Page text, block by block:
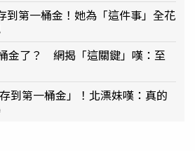
到第一桶金！她為「這件事」全花
金了？ 網揭「這關鍵」嘆：至
到第一桶金」！北漂妹嘆：真的